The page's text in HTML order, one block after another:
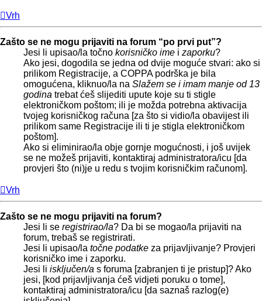
Vrh
Zašto se ne mogu prijaviti na forum “po prvi put”?
Jesi li upisao/la točno korisničko ime i zaporku?
Ako jesi, dogodila se jedna od dvije moguće stvari: ako si
prilikom Registracije, a COPPA podrška je bila
omogućena, kliknuo/la na Slažem se i imam manje od 13
godina trebat ćeš slijediti upute koje su ti stigle
elektroničkom poštom; ili je možda potrebna aktivacija
tvojeg korisničkog računa [za što si vidio/la obavijest ili
prilikom same Registracije ili ti je stigla elektroničkom
poštom].
Ako si eliminirao/la obje gornje mogućnosti, i još uvijek
se ne možeš prijaviti, kontaktiraj administratora/icu [da
provjeri što (ni)je u redu s tvojim korisničkim računom].
Vrh
Zašto se ne mogu prijaviti na forum?
Jesi li se registrirao/la? Da bi se mogao/la prijaviti na
forum, trebaš se registrirati.
Jesi li upisao/la točne podatke za prijavljivanje? Provjeri
korisničko ime i zaporku.
Jesi li isključen/a s foruma [zabranjen ti je pristup]? Ako
jesi, [kod prijavljivanja ćeš vidjeti poruku o tome],
kontaktiraj administratora/icu [da saznaš razlog(e)